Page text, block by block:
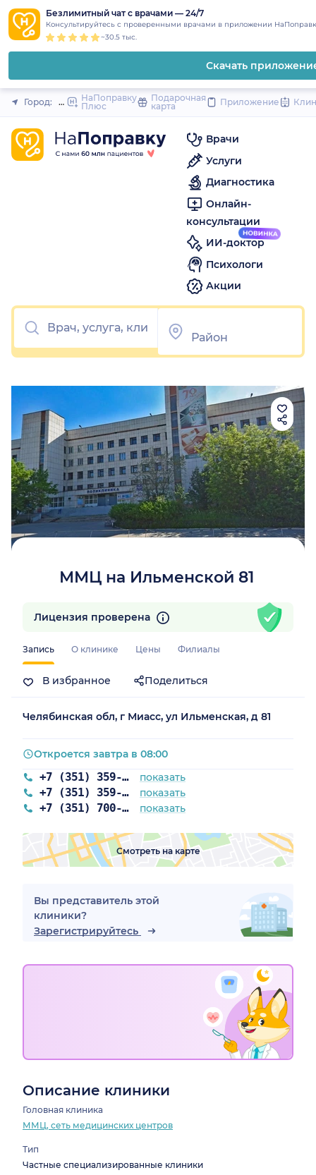
content
Безлимитный чат с врачами — 24/7
Консультируйтесь с проверенными врачами в приложении
~30.5 тыс.
Скачать
Закрыть
Город: МиассНаПоправку
Плюс
Подарочная
карта
Приложение
Врачи
Услуги
Диагностика
Онлайн-
консультации
ИИ-доктор
Психологи
Акции
ММЦ на Ильменской 81
Запись О клинике Цены Филиалы
В избранное Поделиться
Лицензия проверена
Челябинская обл, г Миасс, ул Ильменская, д 81
+7 (351) 359-03-03 показать
+7 (351) 359-03-63 показать
+7 (351) 700-93-38 показать
Откроется завтра в 08:00
Смотреть на карте
Вы представитель этой
клиники?
Зарегистрируйтесь
Описание клиники
Головная клиника
ММЦ, сеть медицинских центров
Тип
Частные специализированные клиники